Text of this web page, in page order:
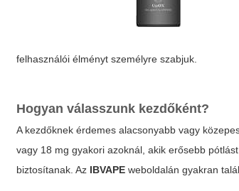
felhasználói élményt személyre szabjuk.
Hogyan válasszunk kezdőként?
A kezdőknek érdemes alacsonyabb vagy
vagy 18 mg gyakori azoknál, akik erősebb
biztosítanak. Az IBVAPE weboldalán gyakran